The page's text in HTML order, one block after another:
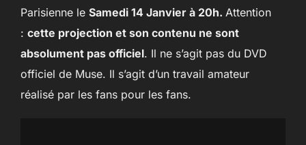
Parisienne le Samedi 14 Janvier à 20h. Attention
: cette projection et son contenu ne sont
absolument pas officiel. Il ne s’agit pas du DVD
officiel de Muse. Il s’agit d’un travail amateur
réalisé par les fans pour les fans.